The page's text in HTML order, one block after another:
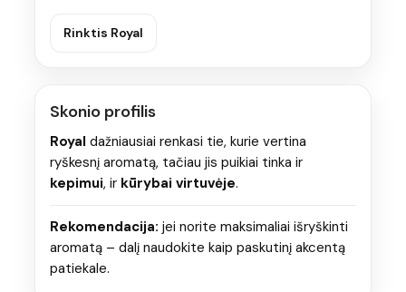
Rinktis Royal
Skonio profilis
Royal dažniausiai renkasi tie, kurie vertina
ryškesnį aromatą, tačiau jis puikiai tinka ir
kepimui, ir kūrybai virtuvėje.
Rekomendacija: jei norite maksimaliai išryškinti
aromatą – dalį naudokite kaip paskutinį akcentą
patiekale.